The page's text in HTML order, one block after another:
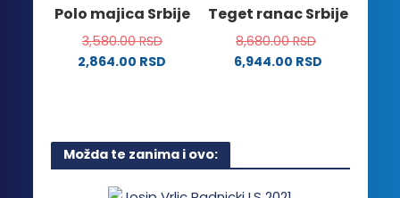
stranici
proizvoda.
proizvoda.
Polo majica Srbije
3,580.00RSD
2,864.00 RSD
više
varijanti.
Teget ranac Srbije
8,680.00RSD
6,944.00 RSD
Možda te zanima i ovo: